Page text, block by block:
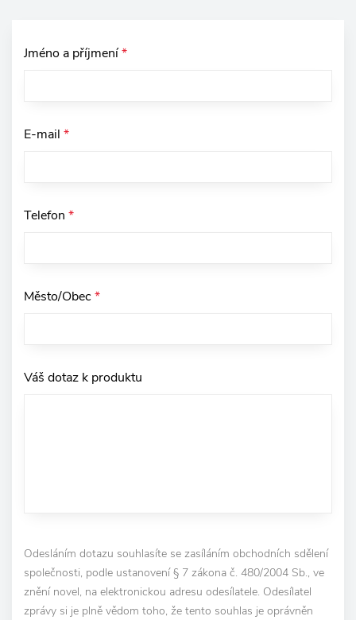
Jméno a příjmení*
E-mail *
Telefon *
Město/Obec*
Váš dotaz k produktu
Odesláním dotazu souhlasíte se zasíláním obchodních sdělení
společnosti, podle ustanovení § 7 zákona č. 480/2004 Sb., ve
znění novel, na elektronickou adresu odesílatele. Odesílatel
zprávy si je plně vědom toho, že tento souhlas je oprávněn